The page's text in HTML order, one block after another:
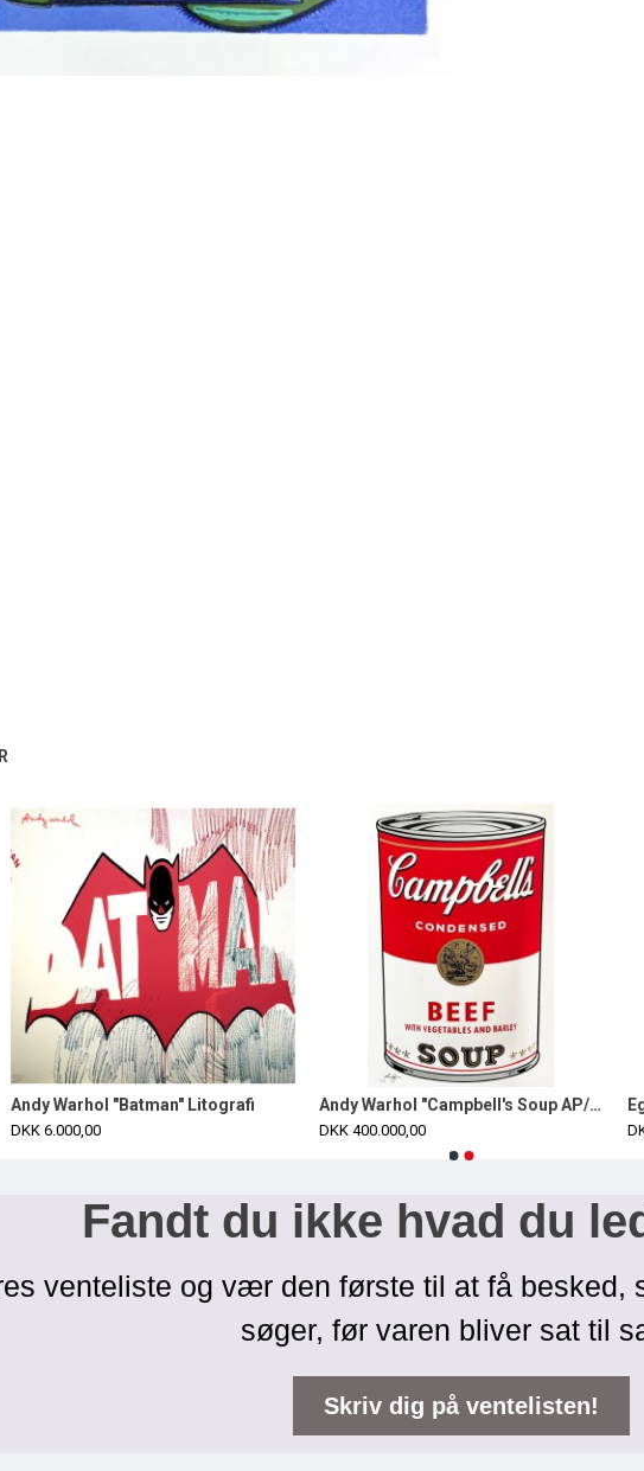
Andy Warhol "Batman" Litografi
DKK 6.000,00
Andy Warhol "Campbell's Soup AP/XX 10 stk.
DKK 400.000,00
Fandt du ikke hvad du
venteliste og vær den første til at få besked,
søger, før varen bliver sat til
Skriv dig på ventelisten!